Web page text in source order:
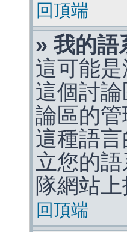
回頂端
» 我的語
這可能
這個討
論區的
這種語
立您的
隊網站
回頂端